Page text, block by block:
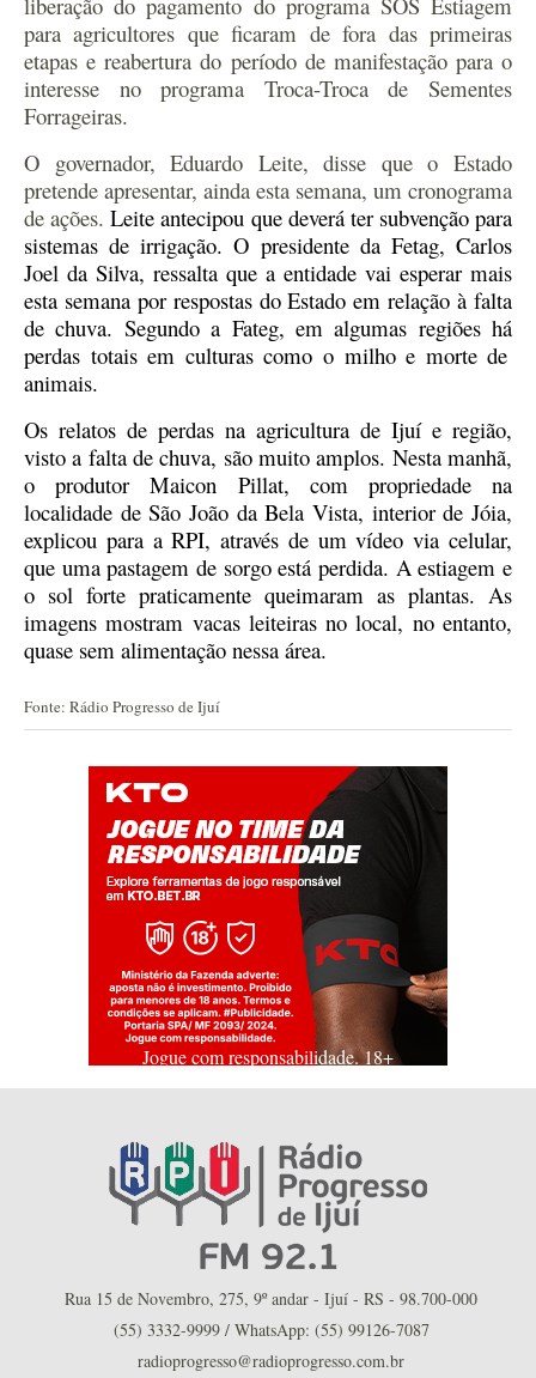
para agricultores que ficaram de fora das primeiras
etapas e reabertura do período de manifestação para o
interesse no programa Troca-Troca de Sementes
Forrageiras.
O governador, Eduardo Leite, disse que o Estado
pretende apresentar, ainda esta semana, um cronograma
de ações.Leite antecipou que deverá ter subvenção para
sistemas de irrigação. O presidente da Fetag, Carlos
Joel da Silva, ressalta que a entidade vai esperar mais
esta semana por respostas do Estado em relação à falta
de chuva. Segundo a Fateg, em algumas regiões há
perdas totais em culturas como o milho e morte de
animais.
Os relatos de perdas na agricultura de Ijuí e região,
visto a falta de chuva, são muito amplos. Nesta manhã,
o produtor Maicon Pillat, com propriedade na
localidade de São João da Bela Vista, interior de Jóia,
explicou para a RPI, através de um vídeo via celular,
que uma pastagem de sorgo está perdida. A estiagem e
o sol forte praticamente queimaram as plantas. As
imagens mostram vacas leiteiras no local, no entanto,
quase sem alimentação nessa área.
Fonte: Rádio Progresso de Ijuí
Jogue com responsabilidade. 18+
Rua 15 de Novembro, 275, 9º andar - Ijuí - RS - 98.700-000
(55) 3332-9999 / WhatsApp: (55) 99126-7087
radioprogresso@radioprogresso.com.br